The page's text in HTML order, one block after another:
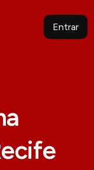
Entrar